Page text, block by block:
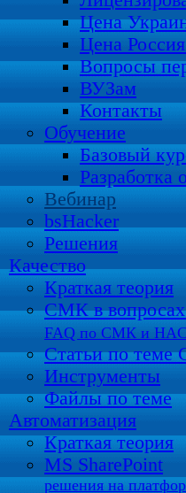
Цена
Цена
Вопросы
ВУЗам
Контакты
Обучение
Базовый
Разработка
Вебинар
bsHacker
Решения
Качество
Краткая теория
СМК в вопросах
FAQ по СМК и
Статьи по
Инструменты
Файлы по теме
Автоматизация
Краткая теория
MS SharePoint
решения на